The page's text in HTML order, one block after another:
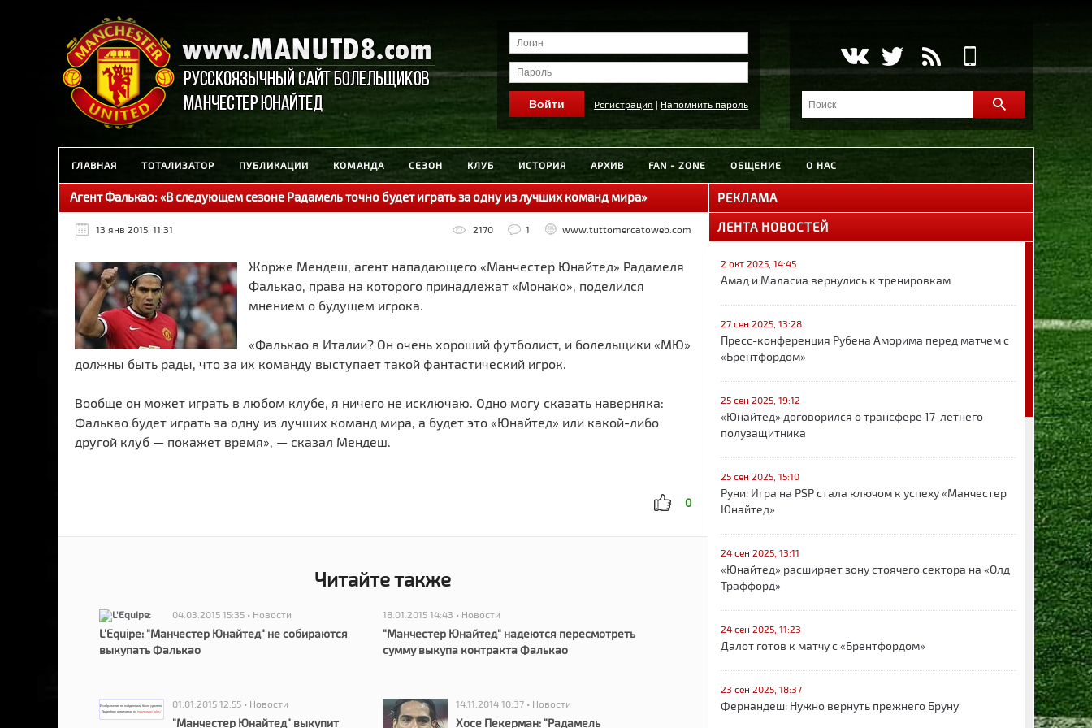
Регистрация | Напомнить пароль
ГЛАВНАЯ ТОТАЛИЗАТОР ПУБЛИКАЦИИ КОМАНДА СЕЗОН КЛУБ ИСТОРИЯ АРХИВ FAN - ZONE ОБЩЕНИЕ О НАС
Агент Фалькао: «В следующем сезоне Радамель точно будет играть за одну из лучших команд мира»
13 янв 2015, 11:31 2170 1 www.tuttomercatoweb.com
Жорже Мендеш, агент нападающего «Манчестер Юнайтед» Радамеля
Фалькао, права на которого принадлежат «Монако», поделился
мнением о будущем игрока.
«Фалькао в Италии? Он очень хороший футболист, и болельщики «МЮ»
должны быть рады, что за их команду выступает такой фантастический игрок.
Вообще он может играть в любом клубе, я ничего не исключаю. Одно могу сказать наверняка:
Фалькао будет играть за одну из лучших команд мира, а будет это «Юнайтед» или какой-либо
другой клуб — покажет время», — сказал Мендеш.
0
Читайте также
04.03.2015 15:35 • Новости
L'Equipe: "Манчестер Юнайтед" не собираются
выкупать Фалькао
18.01.2015 14:43 • Новости
"Манчестер Юнайтед" надеются пересмотреть
сумму выкупа контракта Фалькао
01.01.2015 12:55 • Новости
"Манчестер Юнайтед" выкупит
14.11.2014 10:37 • Новости
Хосе Пекерман: "Радамель
РЕКЛАМА
ЛЕНТА НОВОСТЕЙ
2 окт 2025, 14:45
Амад и Маласиа вернулись к тренировкам
27 сен 2025, 13:28
Пресс-конференция Рубена Аморима перед матчем с
«Брентфордом»
25 сен 2025, 19:12
«Юнайтед» договорился о трансфере 17-летнего
полузащитника
25 сен 2025, 15:10
Руни: Игра на PSP стала ключом к успеху «Манчестер
Юнайтед»
24 сен 2025, 13:11
«Юнайтед» расширяет зону стоячего сектора на «Олд
Траффорд»
24 сен 2025, 11:23
Далот готов к матчу с «Брентфордом»
23 сен 2025, 18:37
Фернандеш: Нужно вернуть прежнего Бруну